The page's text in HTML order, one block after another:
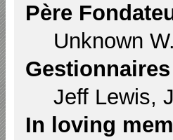
Père
Unknown
Jeff Lewis,
In loving